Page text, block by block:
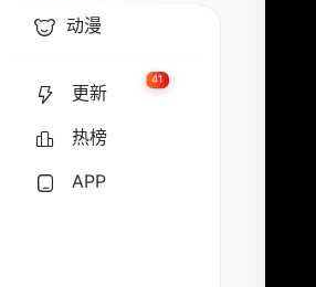
动漫
更新
41
热榜
APP